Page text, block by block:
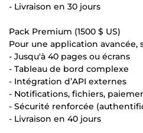
- Livraison en 30 jours
Pack Premium (1500 $ US)
Pour une application avancée,
- Jusqu'à 40 pages ou écrans
- Tableau de bord complexe
- Intégration d’API externes
- Notifications, fichiers,
- Sécurité renforcée
- Livraison en 40 jours